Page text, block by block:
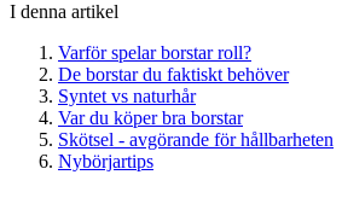
I denna artikel
Varför spelar borstar roll?
De borstar du faktiskt behöver
Syntet vs naturhår
Var du köper bra borstar
Skötsel - avgörande för hållbarheten
Nybörjartips